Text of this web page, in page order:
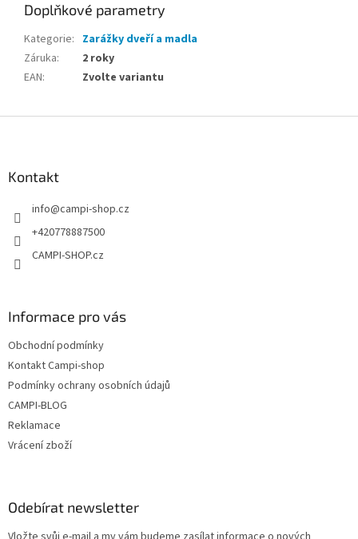
Doplňkové parametry
Kategorie: Zarážky dveří a madla
Záruka:
2 roky
EAN: Zvolte variantu
Kontakt
info@campi-shop.cz
+420778887500
CAMPI-SHOP.cz
Informace pro vás
Obchodní podmínky
Kontakt Campi-shop
Podmínky ochrany osobních údajů
CAMPI-BLOG
Reklamace
Vrácení zboží
Odebírat newsletter